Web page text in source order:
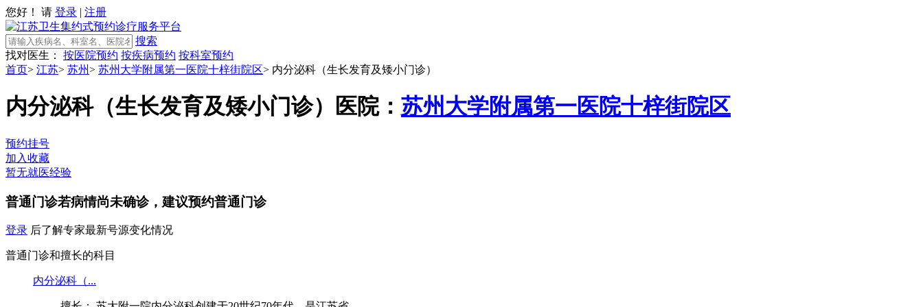
您好！ 请 登录 | 注册
搜索
找对医生：
按医院预约 按疾病预约 按科室预约
首页> 江苏> 苏州> 苏州大学附属第一医院十梓街院区> 内分泌科（生长发育及矮小门诊）
内分泌科（生长发育及矮小门诊） 医院： 苏州大学附属第一医院十梓街院区
预约挂号
加入收藏
暂无就医经验
普通门诊若病情尚未确诊，建议预约普通门诊
登录 后了解专家最新号源变化情况
普通门诊和擅长的科目
内分泌科（...